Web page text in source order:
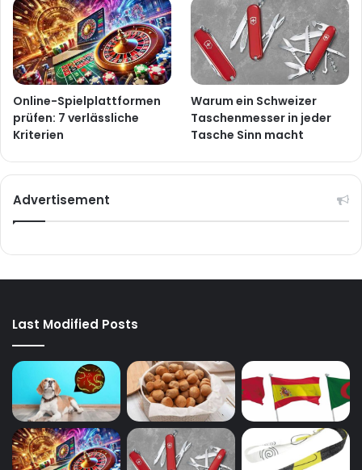
Online-Spielplattformen
prüfen: 7 verlässliche
Kriterien
Warum ein Schweizer
Taschenmesser in jeder
Tasche Sinn macht
Advertisement
Last Modified Posts